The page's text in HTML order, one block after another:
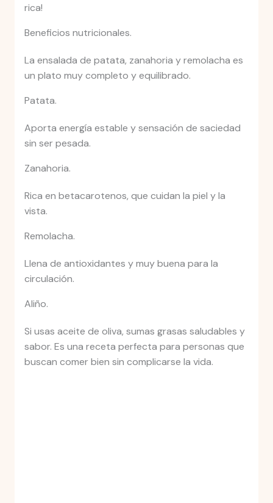
rica!
Beneficios nutricionales.
La ensalada de patata, zanahoria y remolacha es
un plato muy completo y equilibrado.
Patata.
Aporta energía estable y sensación de saciedad
sin ser pesada.
Zanahoria.
Rica en betacarotenos, que cuidan la piel y la
vista.
Remolacha.
Llena de antioxidantes y muy buena para la
circulación.
Aliño.
Si usas aceite de oliva, sumas grasas saludables y
sabor. Es una receta perfecta para personas que
buscan comer bien sin complicarse la vida.